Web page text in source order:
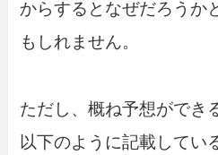
からするとなぜだろうか
もしれません。
ただし、概ね予想ができ
以下のように記載してい